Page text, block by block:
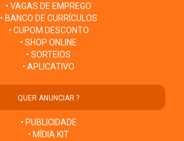
• VAGAS DE EMPREGO
• BANCO DE CURRÍCULOS
• CUPOM DESCONTO
• SHOP ONLINE
• SORTEIOS
• APLICATIVO
QUER ANUNCIAR ?
• PUBLICIDADE
• MÍDIA KIT